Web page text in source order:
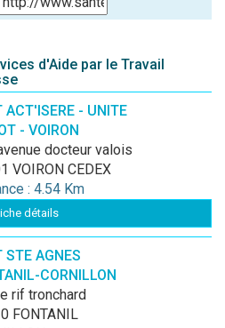
d'Aide par le Travail
ACT'ISERE - UNITE
- VOIRON
avenue docteur valois
VOIRON CEDEX
: 4.54 Km
détails
STE AGNES
CORNILLON
rif tronchard
FONTANIL